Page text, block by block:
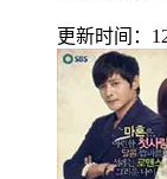
更新时间：